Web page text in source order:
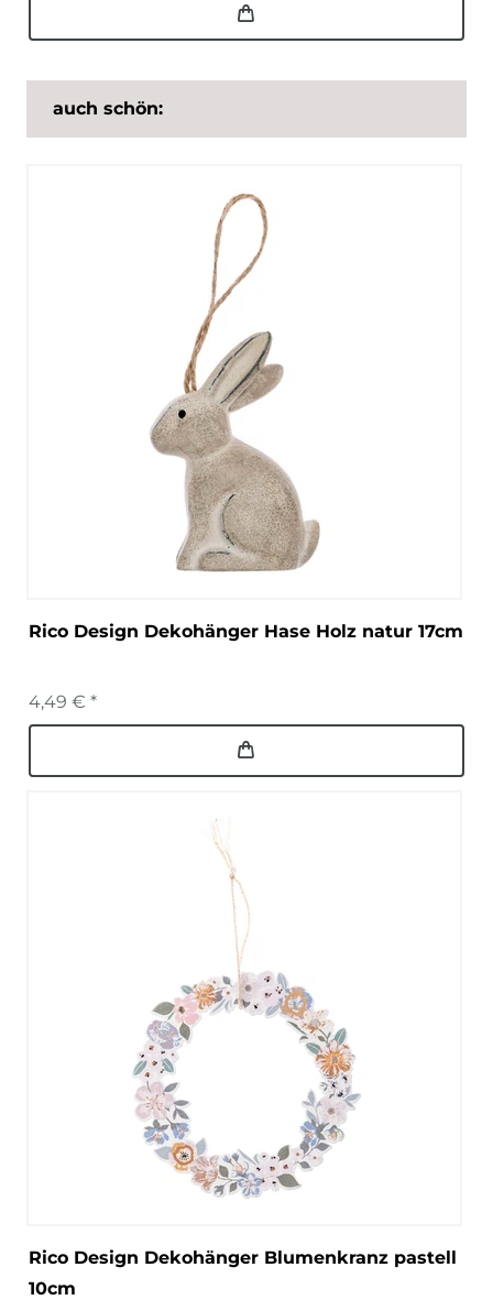
auch schön:
Rico Design Dekohänger Hase Holz natur 17cm
4,49 € *
Rico Design Dekohänger Blumenkranz pastell
10cm